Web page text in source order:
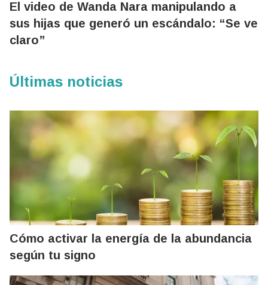
El video de Wanda Nara manipulando a
sus hijas que generó un escándalo: “Se ve
claro”
Últimas noticias
Cómo activar la energía de la abundancia
según tu signo